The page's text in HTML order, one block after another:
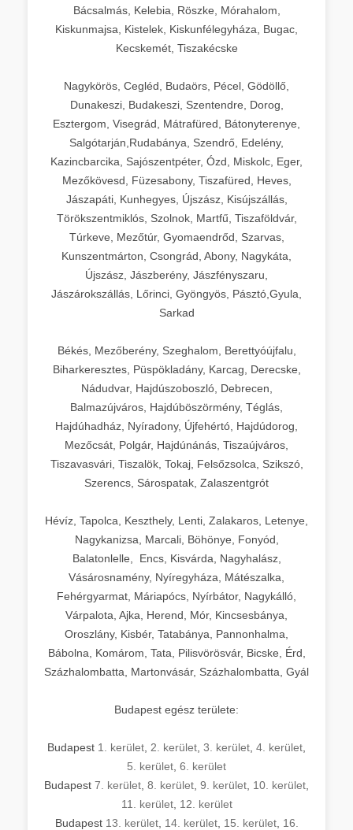
Bácsalmás, Kelebia, Röszke, Mórahalom,
Kiskunmajsa, Kistelek, Kiskunfélegyháza, Bugac,
Kecskemét, Tiszakécske
Nagykörös, Cegléd, Budaörs, Pécel, Gödöllő,
Dunakeszi, Budakeszi, Szentendre, Dorog,
Esztergom, Visegrád, Mátrafüred, Bátonyterenye,
Salgótarján,Rudabánya, Szendrő, Edelény,
Kazincbarcika, Sajószentpéter, Ózd, Miskolc, Eger,
Mezőkövesd, Füzesabony, Tiszafüred, Heves,
Jászapáti, Kunhegyes, Újszász, Kisújszállás,
Törökszentmiklós, Szolnok, Martfű, Tiszaföldvár,
Túrkeve, Mezőtúr, Gyomaendrőd, Szarvas,
Kunszentmárton, Csongrád, Abony, Nagykáta,
Újszász, Jászberény, Jászfényszaru,
Jászárokszállás, Lőrinci, Gyöngyös, Pásztó,Gyula,
Sarkad
Békés, Mezőberény, Szeghalom, Berettyóújfalu,
Biharkeresztes, Püspökladány, Karcag, Derecske,
Nádudvar, Hajdúszoboszló, Debrecen,
Balmazújváros, Hajdúböszörmény, Téglás,
Hajdúhadház, Nyíradony, Újfehértó, Hajdúdorog,
Mezőcsát, Polgár, Hajdúnánás, Tiszaújváros,
Tiszavasvári, Tiszalök, Tokaj, Felsőzsolca, Szikszó,
Szerencs, Sárospatak, Zalaszentgrót
Hévíz, Tapolca, Keszthely, Lenti, Zalakaros, Letenye,
Nagykanizsa, Marcali, Böhönye, Fonyód,
Balatonlelle, Encs, Kisvárda, Nagyhalász,
Vásárosnamény, Nyíregyháza, Mátészalka,
Fehérgyarmat, Máriapócs, Nyírbátor, Nagykálló,
Várpalota, Ajka, Herend, Mór, Kincsesbánya,
Oroszlány, Kisbér, Tatabánya, Pannonhalma,
Bábolna, Komárom, Tata, Pilisvörösvár, Bicske, Érd,
Százhalombatta, Martonvásár, Százhalombatta, Gyál
Budapest egész területe:
Budapest 1. kerület 2. kerület 3. kerület 4. kerület
5. kerület 6. kerület
Budapest 7. kerület 8. kerület 9. kerület 10. kerület
11. kerület, 12. kerület
Budapest 13. kerület, 14. kerület, 15. kerület, 16.